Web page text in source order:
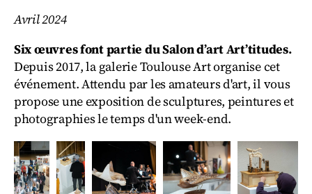
Avril 2024
Six œuvres font partie du Salon d’art Art’titudes.
Depuis 2017, la galerie Toulouse Art organise cet
événement. Attendu par les amateurs d'art, il vous
propose une exposition de sculptures, peintures et
photographies le temps d'un week-end.